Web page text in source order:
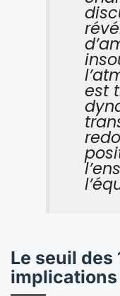
est
Le seuil des
implications